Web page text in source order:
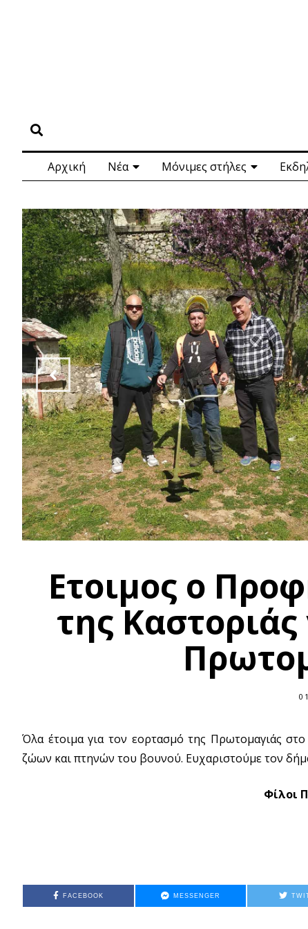
Αρχική Νέα Μόνιμες στήλες
Ετοιμος ο
της
Όλα έτοιμα για τον εορτασμό της Πρωτομαγιάς
ζώων και πτηνών του βουνού. Ευχαριστούμε τον
Φίλοι
FACEBOOK MESSENGER